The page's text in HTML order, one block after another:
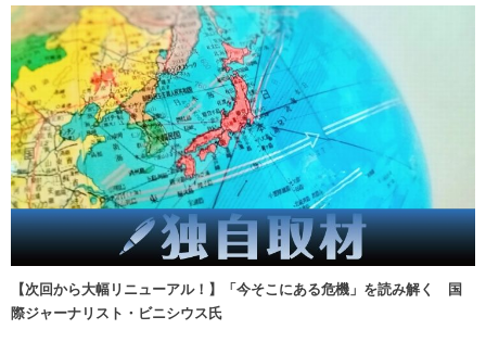
【次回から大幅リニューアル！】「今そこにある危機」を読み解く 国
際ジャーナリスト・ビニシウス氏